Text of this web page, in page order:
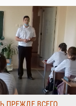
ПРЕЖДЕ ВСЕГО